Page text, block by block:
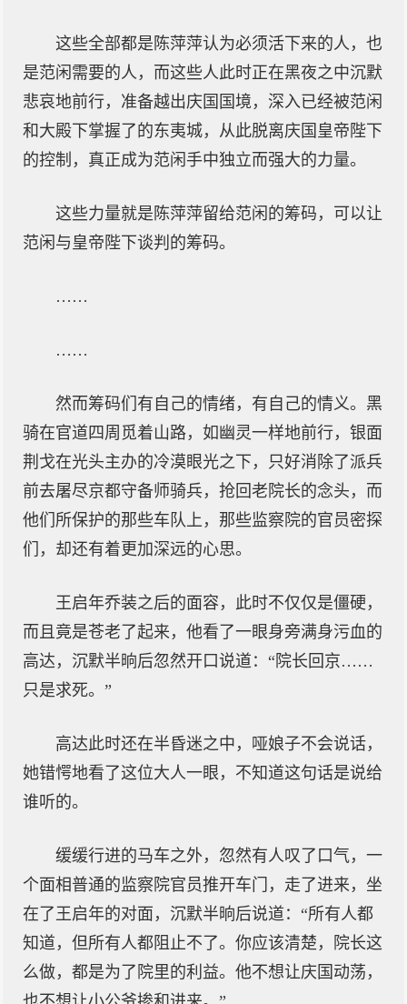
这些全部都是陈萍萍认为必须活下来的人，也
是范闲需要的人，而这些人此时正在黑夜之中沉默
悲哀地前行，准备越出庆国国境，深入已经被范闲
和大殿下掌握了的东夷城，从此脱离庆国皇帝陛下
的控制，真正成为范闲手中独立而强大的力量。
这些力量就是陈萍萍留给范闲的筹码，可以让
范闲与皇帝陛下谈判的筹码。
……
……
然而筹码们有自己的情绪，有自己的情义。黑
骑在官道四周觅着山路，如幽灵一样地前行，银面
荆戈在光头主办的冷漠眼光之下，只好消除了派兵
前去屠尽京都守备师骑兵，抢回老院长的念头，而
他们所保护的那些车队上，那些监察院的官员密探
们，却还有着更加深远的心思。
王启年乔装之后的面容，此时不仅仅是僵硬，
而且竟是苍老了起来，他看了一眼身旁满身污血的
高达，沉默半晌后忽然开口说道：“院长回京……
只是求死。”
高达此时还在半昏迷之中，哑娘子不会说话，
她错愕地看了这位大人一眼，不知道这句话是说给
谁听的。
缓缓行进的马车之外，忽然有人叹了口气，一
个面相普通的监察院官员推开车门，走了进来，坐
在了王启年的对面，沉默半晌后说道：“所有人都
知道，但所有人都阻止不了。你应该清楚，院长这
么做，都是为了院里的利益。他不想让庆国动荡，